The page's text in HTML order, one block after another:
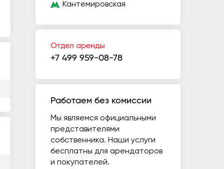
Кантемировская
Отдел аренды
+7 499 959-08-78
Работаем без комиссии
Мы являемся официальными
представителями
собственника. Наши услуги
бесплатны для арендаторов
и покупателей.